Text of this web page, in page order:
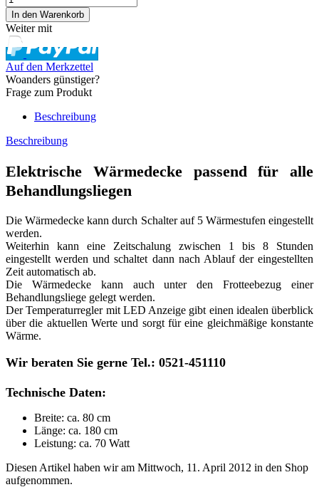
Weiter mit
Auf den Merkzettel
Woanders günstiger?
Frage zum Produkt
Beschreibung
Beschreibung
Elektrische Wärmedecke passend für alle
Behandlungsliegen
Die Wärmedecke kann durch Schalter auf 5 Wärmestufen eingestellt
werden.
Weiterhin kann eine Zeitschalung zwischen 1 bis 8 Stunden
eingestellt werden und schaltet dann nach Ablauf der eingestellten
Zeit automatisch ab.
Die Wärmedecke kann auch unter den Frotteebezug einer
Behandlungsliege gelegt werden.
Der Temperaturregler mit LED Anzeige gibt einen idealen überblick
über die aktuellen Werte und sorgt für eine gleichmäßige konstante
Wärme.
Wir beraten Sie gerne Tel.: 0521-451110
Technische Daten:
Breite: ca. 80 cm
Länge: ca. 180 cm
Leistung: ca. 70 Watt
Diesen Artikel haben wir am Mittwoch, 11. April 2012 in den Shop
aufgenommen.